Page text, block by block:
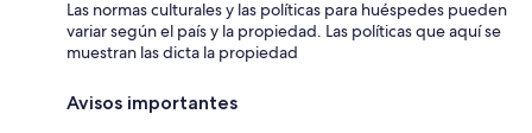
Las normas culturales y las políticas para huéspedes pueden
variar según el país y la propiedad. Las políticas que aquí se
muestran las dicta la propiedad
Avisos importantes